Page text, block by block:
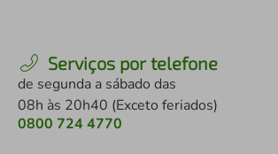
Serviços por telefone
de segunda a sábado das
08h às 20h40 (Exceto feriados)
0800 724 4770